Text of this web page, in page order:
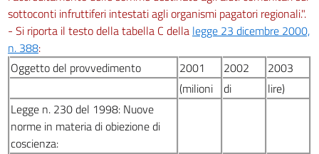
sottoconti infruttiferi intestati agli organismi pagatori regionali.".
- Si riporta il testo della tabella C della legge 23 dicembre 2000,
n. 388:
Oggetto del provvedimento
2001 2002
2003
(milioni
di
lire)
Legge n. 230 del 1998: Nuove
norme in materia di obiezione di
coscienza: